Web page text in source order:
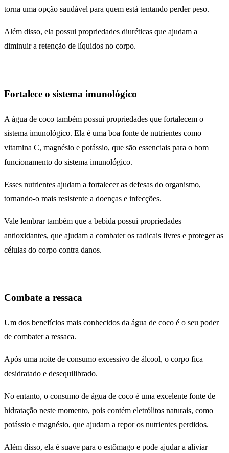
torna uma opção saudável para quem está tentando perder peso.
Além disso, ela possui propriedades diuréticas que ajudam a
diminuir a retenção de líquidos no corpo.
Fortalece o sistema imunológico
A água de coco também possui propriedades que fortalecem o
sistema imunológico. Ela é uma boa fonte de nutrientes como
vitamina C, magnésio e potássio, que são essenciais para o bom
funcionamento do sistema imunológico.
Esses nutrientes ajudam a fortalecer as defesas do organismo,
tornando-o mais resistente a doenças e infecções.
Vale lembrar também que a bebida possui propriedades
antioxidantes, que ajudam a combater os radicais livres e proteger as
células do corpo contra danos.
Combate a ressaca
Um dos benefícios mais conhecidos da água de coco é o seu poder
de combater a ressaca.
Após uma noite de consumo excessivo de álcool, o corpo fica
desidratado e desequilibrado.
No entanto, o consumo de água de coco é uma excelente fonte de
hidratação neste momento, pois contém eletrólitos naturais, como
potássio e magnésio, que ajudam a repor os nutrientes perdidos.
Além disso, ela é suave para o estômago e pode ajudar a aliviar